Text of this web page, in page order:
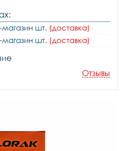
шт. (доставка)
шт. (доставка)
Отзывы